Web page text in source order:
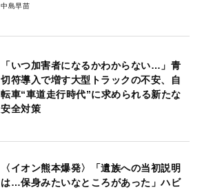
中島早苗
「いつ加害者になるかわからない…」青
切符導入で増す大型トラックの不安、自
転車“車道走行時代”に求められる新たな
安全対策
〈イオン熊本爆発〉「遺族への当初説明
は…保身みたいなところがあった」ハビ